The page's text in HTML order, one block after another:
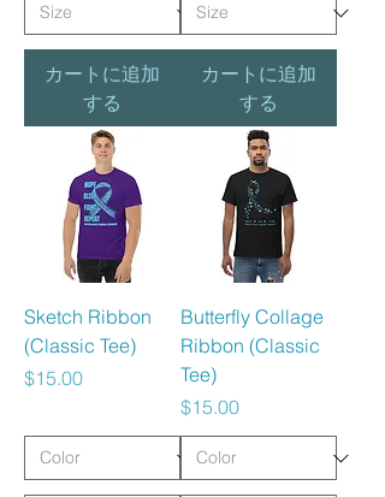
カートに追加
する
カートに追加
する
Sketch Ribbon
(Classic Tee)
価格
$15.00
Butterfly Collage
Ribbon (Classic
Tee)
価格
$15.00